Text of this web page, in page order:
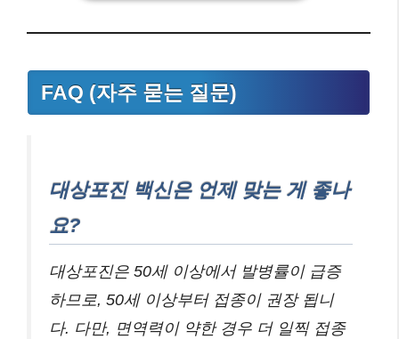
FAQ (자주 묻는 질문)
대상포진 백신은 언제 맞는 게 좋나
요?
대상포진은 50세 이상에서 발병률이 급증
하므로, 50세 이상부터 접종이 권장 됩니
다. 다만, 면역력이 약한 경우 더 일찍 접종